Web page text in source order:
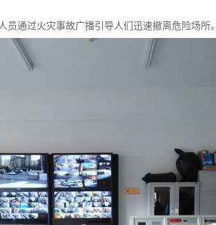
通过火灾事故广播引导人们迅速撤离危险场所。